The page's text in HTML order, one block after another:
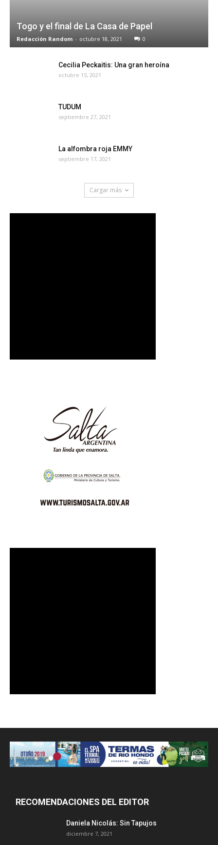
Togo y el final de La Casa de Papel
Redacción Random - octubre 18, 2021 0
Cecilia Peckaitis: Una gran heroína
octubre 15, 2021
TUDUM
septiembre 27, 2021
La alfombra roja EMMY
septiembre 17, 2021
Cargar más
RECOMENDACIONES DEL EDITOR
Daniela Nicolás: Sin Tapujos
diciembre 7, 2021